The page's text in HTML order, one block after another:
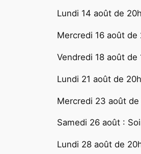
Lundi 14 août de
Mercredi 16 août
Vendredi 18 août
Lundi 21 août de
Mercredi 23 août
Samedi 26 août :
Lundi 28 août de